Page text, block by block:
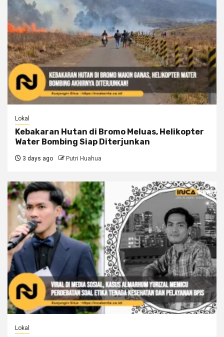
Lokal
Kebakaran Hutan di Bromo Meluas, Helikopter
Water Bombing Siap Diterjunkan
3 days ago Putri Huahua
Lokal